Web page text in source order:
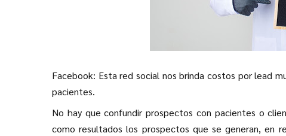
Facebook: Esta red social nos brinda costos por lead
pacientes.
No hay que confundir prospectos con pacientes o
como resultados los prospectos que se generan, en